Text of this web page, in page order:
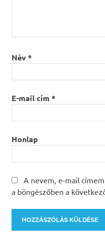
Név*
E-mail cím *
Honlap
A nevem, e-mail
a böngészőben a